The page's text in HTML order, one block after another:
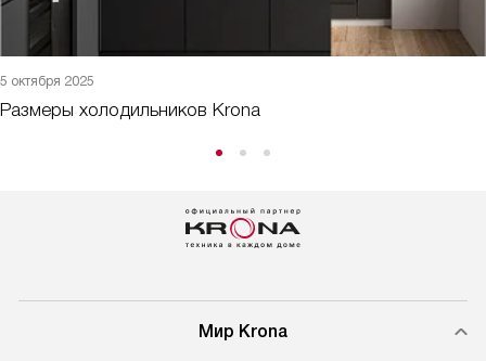
5 октября 2025
Размеры холодильников Krona
Мир Krona